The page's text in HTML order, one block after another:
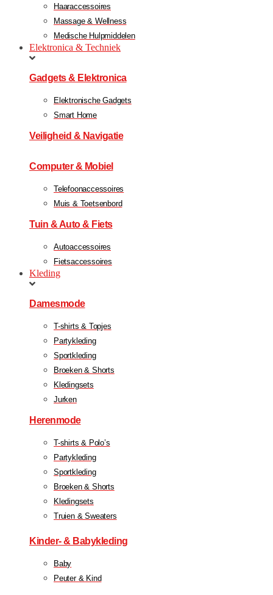
Haaraccessoires
Massage & Wellness
Medische Hulpmiddelen
Elektronica & Techniek
Gadgets & Elektronica
Elektronische Gadgets
Smart Home
Veiligheid & Navigatie
Computer & Mobiel
Telefoonaccessoires
Muis & Toetsenbord
Tuin & Auto & Fiets
Autoaccessoires
Fietsaccessoires
Kleding
Damesmode
T-shirts & Topjes
Partykleding
Sportkleding
Broeken & Shorts
Kledingsets
Jurken
Herenmode
T-shirts & Polo’s
Partykleding
Sportkleding
Broeken & Shorts
Kledingsets
Truien & Sweaters
Kinder- & Babykleding
Baby
Peuter & Kind